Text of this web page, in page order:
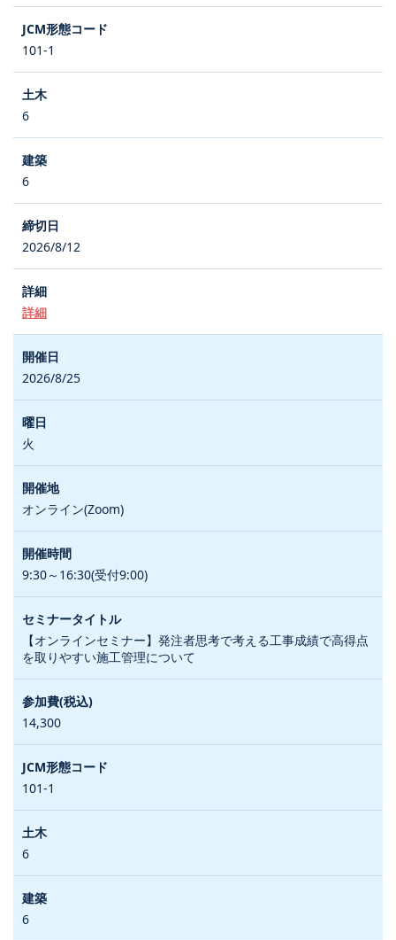
101-1
6
6
2026/8/12
詳細
2026/8/25
火
オンライン(Zoom)
9:30～16:30(受付9:00)
【オンラインセミナー】発注者思考で考える工事成績で高得点
を取りやすい施工管理について
14,300
101-1
6
6